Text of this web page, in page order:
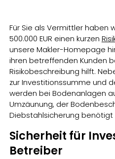
Für Sie als Vermittler haben
500.000 EUR einen kurzen
unsere Makler-Homepage
ihren betreffenden Kunden
Risikobeschreibung hilft.
zur Investitionssumme und
werden bei Bodenanlagen
Umzäunung, der
Diebstahlsicherung benötigt
Sicherheit für
Betreiber